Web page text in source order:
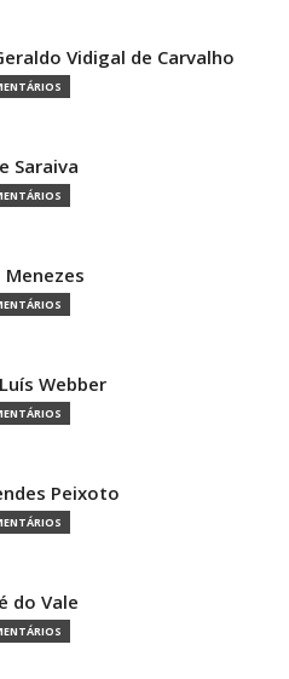
Vidigal de Carvalho
Saraiva
Webber
Peixoto
do Vale